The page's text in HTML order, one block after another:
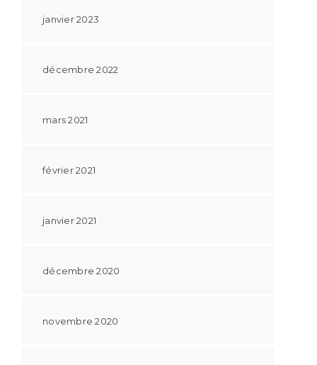
janvier 2023
décembre 2022
mars 2021
février 2021
janvier 2021
décembre 2020
novembre 2020